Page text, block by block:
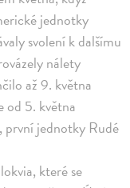
jednotky
svolení k dalšímu
nálety
až 9. května
od 5. května
první jednotky Rudé
které se